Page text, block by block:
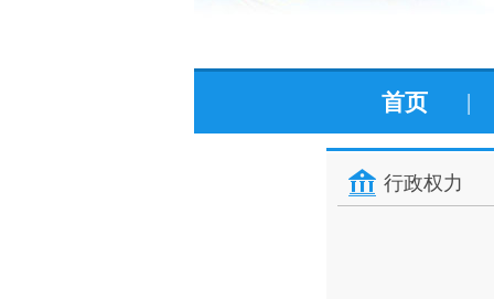
首页 |
行政权力